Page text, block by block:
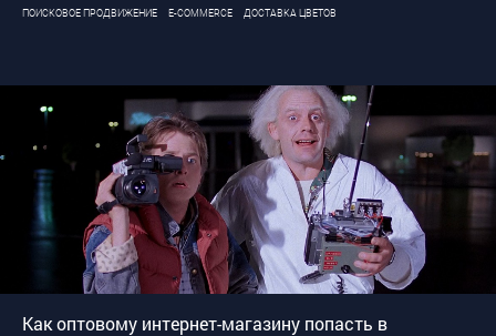
ПОИСКОВОЕ ПРОДВИЖЕНИЕ E-COMMERCE ДОСТАВКА ЦВЕТОВ
Как оптовому интернет-магазину попасть в